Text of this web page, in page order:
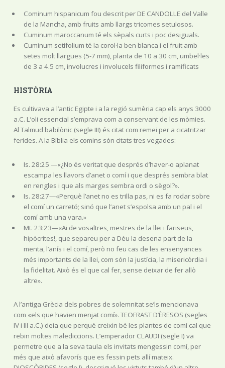
Cominum hispanicum fou descrit per DE CANDOLLE del Valle
de la Mancha, amb fruits amb llargs tricomes setulosos.
Cuminum maroccanum té els sèpals curts i poc desiguals.
Cuminum setifolium té la corol·la ben blanca i el fruit amb
setes molt llargues (5-7 mm), planta de 10 a 30 cm, umbel·les
de 3 a 4.5 cm, involucres i involucels filiformes i ramificats
HISTÒRIA
Es cultivava a l’antic Egipte i a la regió sumèria cap els anys 3000
a.C. L’oli essencial s’emprava com a conservant de les mòmies.
Al Talmud babilònic (segle III) és citat com remei per a cicatritzar
ferides. A la Bíblia els comins són citats tres vegades:
Is. 28:25 —«¿No és veritat que després d’haver-o aplanat
escampa les llavors d’anet o comí i que després sembra blat
en rengles i que als marges sembra ordi o sègol?».
Is. 28:27—«Perquè l’anet no es trilla pas, ni es fa rodar sobre
el comí un carretó; sinó que l’anet s’espolsa amb un pal i el
comí amb una vara.»
Mt. 23:23—«Ai de vosaltres, mestres de la llei i fariseus,
hipòcrites!, que separeu per a Déu la desena part de la
menta, l’anís i el comí, però no feu cas de les ensenyances
més importants de la llei, com són la justícia, la misericòrdia i
la fidelitat. Això és el que cal fer, sense deixar de fer allò
altre».
A l’antiga Grècia dels pobres de solemnitat se’ls mencionava
com «els que havien menjat comí». TEOFRAST D’ÈRESOS (segles
IV i III a.C.) deia que perquè creixin bé les plantes de comí cal que
rebin moltes malediccions. L’emperador CLAUDI (segle I) va
permetre que a la seva taula els invitats mengessin comí, per
més que això afavorís que es fessin pets allí mateix.